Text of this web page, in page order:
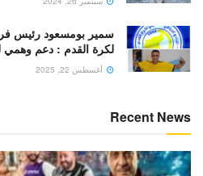
سمير بومسعود رئيس
لكرة القدم : دعم
أغسطس 22, 2025
Recent News